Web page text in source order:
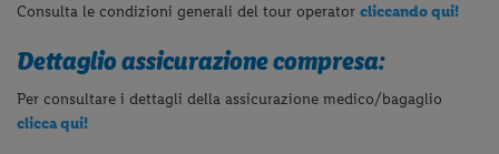
Consulta le condizioni generali del tour operatorcliccando qui!
Dettaglio assicurazione compresa:
Per consultare i dettagli della assicurazione medico/bagaglio
clicca qui!